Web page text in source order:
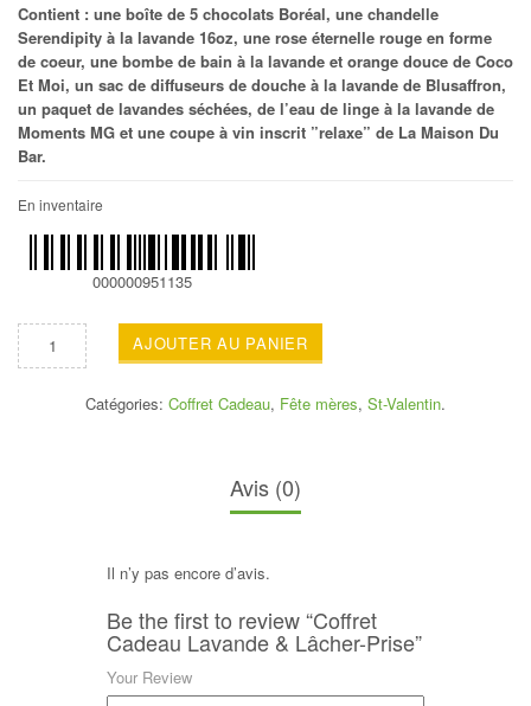
Contient : une boîte de 5 chocolats Boréal, une chandelle
Serendipity à la lavande 16oz, une rose éternelle rouge en forme
de coeur, une bombe de bain à la lavande et orange douce de Coco
Et Moi, un sac de diffuseurs de douche à la lavande de Blusaffron,
un paquet de lavandes séchées, de l’eau de linge à la lavande de
Moments MG et une coupe à vin inscrit ”relaxe” de La Maison Du
Bar.
En inventaire
000000951135
AJOUTER AU PANIER
Catégories: Coffret Cadeau, Fête mères, St-Valentin.
Avis (0)
Il n’y pas encore d’avis.
Be the first to review “Coffret
Cadeau Lavande & Lâcher-Prise”
Your Review